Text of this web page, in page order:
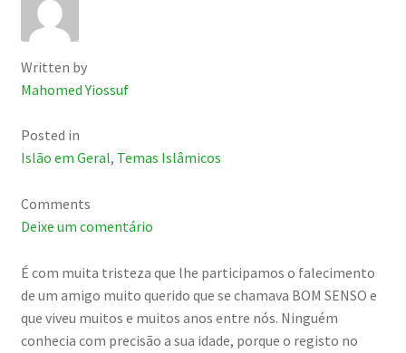
Written by
Mahomed Yiossuf
Posted in
Islão em Geral, Temas Islâmicos
Comments
Deixe um comentário
É com muita tristeza que lhe participamos o falecimento
de um amigo muito querido que se chamava BOM SENSO e
que viveu muitos e muitos anos entre nós. Ninguém
conhecia com precisão a sua idade, porque o registo no